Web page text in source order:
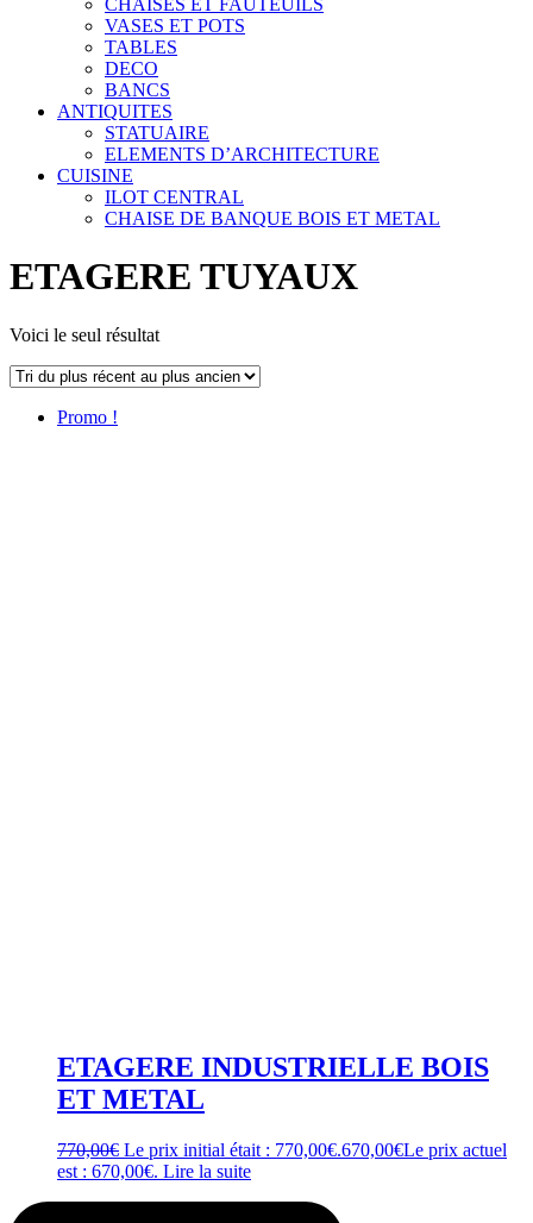
CHAISES ET FAUTEUILS
VASES ET POTS
TABLES
DECO
BANCS
ANTIQUITES
STATUAIRE
ELEMENTS D’ARCHITECTURE
CUISINE
ILOT CENTRAL
CHAISE DE BANQUE BOIS ET METAL
ETAGERE TUYAUX
Voici le seul résultat
Promo !
ETAGERE INDUSTRIELLE BOIS
ET METAL
770,00€ Le prix initial était : 770,00€.670,00€Le prix actuel
est : 670,00€. Lire la suite